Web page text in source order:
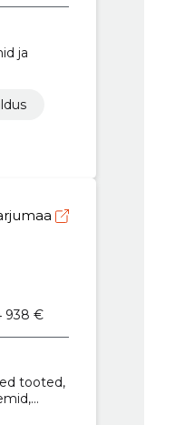
ja
ja
938 €
tooted,